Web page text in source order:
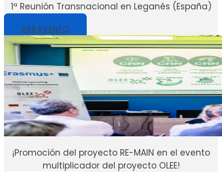
1ª Reunión Transnacional en Leganés (España)
VER EVENTO
¡Promoción del proyecto RE-MAIN en el evento
multiplicador del proyecto OLEE!